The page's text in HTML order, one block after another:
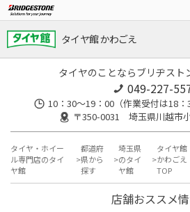
タイヤ館 かわごえ
タイヤのことならブリヂスト
049-227-
10：30～19：00（作業受付は18：
〒350-0031 埼玉県川越市
タイヤ・ホイー
ル専門店のタイ
ヤ館
都道府
県から
探す
埼玉県
のタイ
ヤ館
タイヤ館
かわごえ
TOP
店舗おススメ